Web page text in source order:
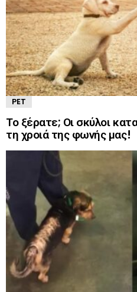
PET
Το ξέρατε; Οι σκύλοι
τη χροιά της φωνής μας!